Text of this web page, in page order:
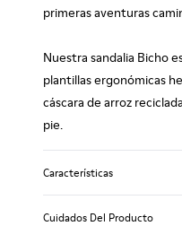
primeras aventuras
Nuestra sandalia Bicho
plantillas ergonómicas
cáscara de arroz
pie.
Características
Cuidados Del Producto